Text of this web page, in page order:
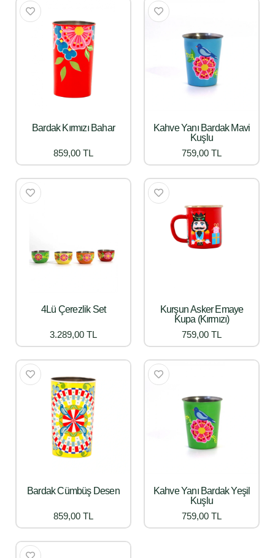
Bardak Kırmızı Bahar
859,00 TL
Kahve Yanı Bardak Mavi
Kuşlu
759,00 TL
4Lü Çerezlik Set
3.289,00 TL
Kurşun Asker Emaye
Kupa (Kırmızı)
759,00 TL
Bardak Cümbüş Desen
859,00 TL
Kahve Yanı Bardak Yeşil
Kuşlu
759,00 TL